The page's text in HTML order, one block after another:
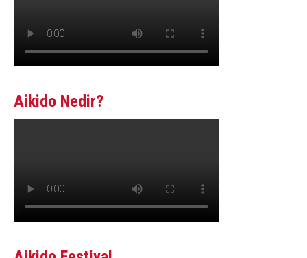
Aikido Nedir?